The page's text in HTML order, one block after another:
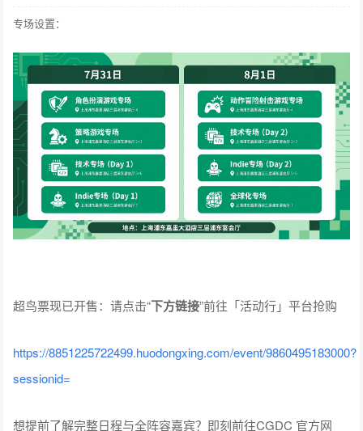
专场设置：
超鸟票现已开售：请点击“下方链接”前往「活动行」平台抢购
https://8851225722499.huodongxing.com/event/9860495183000?
sessionid=
想提前了解完整日程与全阵容嘉宾？即刻前往CGDC 官方网